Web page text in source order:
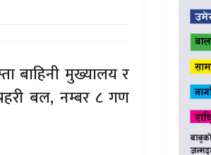
बाहिनी मुख्यालय र
बल, नम्बर ८ गण